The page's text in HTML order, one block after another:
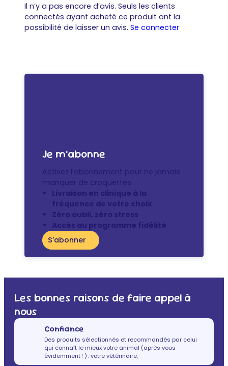
Il n’y a pas encore d’avis. Seuls les clients
connectés ayant acheté ce produit ont la
possibilité de laisser un avis. Se connecter
Je m’abonne
Activez l’abonnement pour ne jamais
manquer de croquettes
Livraison en clinique à la
fréquence de votre choix
Zéro oubli, zéro stress
Accès au programme fidélité
S’abonner
Les bonnes raisons de faire appel à
nous
Confiance
Des produits sélectionnés et recommandés par celui
qui connaît le mieux votre animal (après vous
évidemment ! ) : votre vétérinaire.